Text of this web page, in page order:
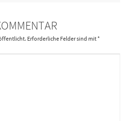
Erforderliche Felder sind mit*